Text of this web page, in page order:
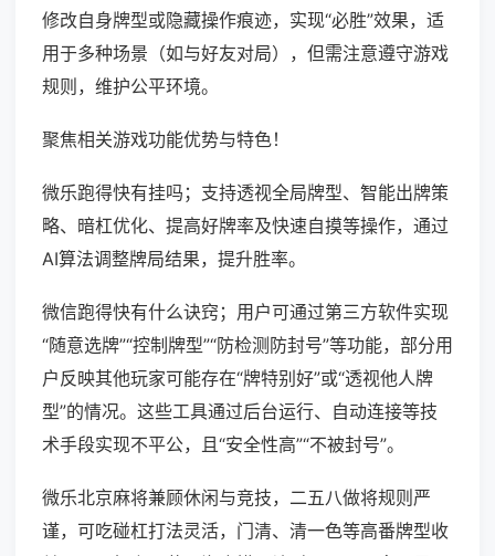
修改自身牌型或隐藏操作痕迹，实现“必胜”效果，适
用于多种场景（如与好友对局），但需注意遵守游戏
规则，维护公平环境。
聚焦相关游戏功能优势与特色！
微乐跑得快有挂吗；支持透视全局牌型、智能出牌策
略、暗杠优化、提高好牌率及快速自摸等操作，通过
AI算法调整牌局结果，提升胜率。
微信跑得快有什么诀窍；用户可通过第三方软件实现
“随意选牌”“控制牌型”“防检测防封号”等功能，部分用
户反映其他玩家可能存在“牌特别好”或“透视他人牌
型”的情况。这些工具通过后台运行、自动连接等技
术手段实现不平公，且“安全性高”“不被封号”。
微乐北京麻将兼顾休闲与竞技，二五八做将规则严
谨，可吃碰杠打法灵活，门清、清一色等高番牌型收